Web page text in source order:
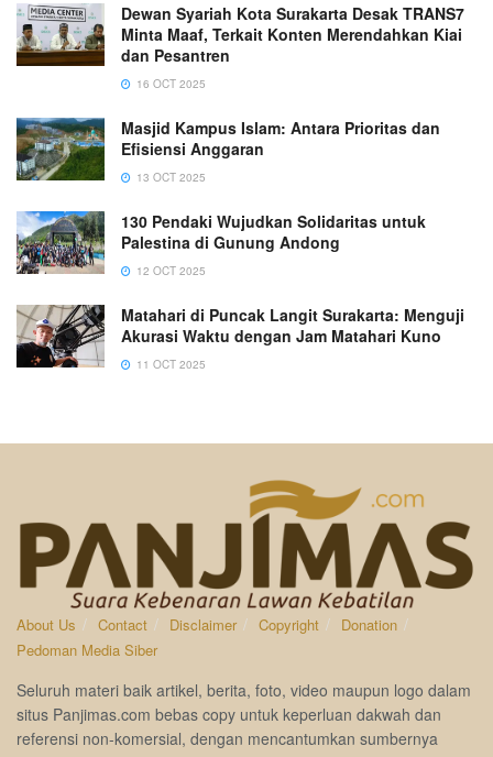
Dewan Syariah Kota Surakarta Desak TRANS7
Minta Maaf, Terkait Konten Merendahkan Kiai
dan Pesantren
16 OCT 2025
Masjid Kampus Islam: Antara Prioritas dan
Efisiensi Anggaran
13 OCT 2025
130 Pendaki Wujudkan Solidaritas untuk
Palestina di Gunung Andong
12 OCT 2025
Matahari di Puncak Langit Surakarta: Menguji
Akurasi Waktu dengan Jam Matahari Kuno
11 OCT 2025
About Us Contact Disclaimer Copyright
Donation
Pedoman Media Siber
Seluruh materi baik artikel, berita, foto, video maupun logo dalam
situs Panjimas.com bebas copy untuk keperluan dakwah dan
referensi non-komersial, dengan mencantumkan sumbernya